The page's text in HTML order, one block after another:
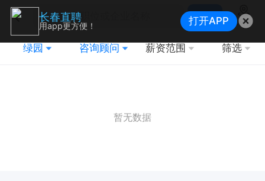
搜索
地图
绿园 咨询顾问 薪资范围 筛选
暂无数据
长春直聘
用app更方便！ 打开APP